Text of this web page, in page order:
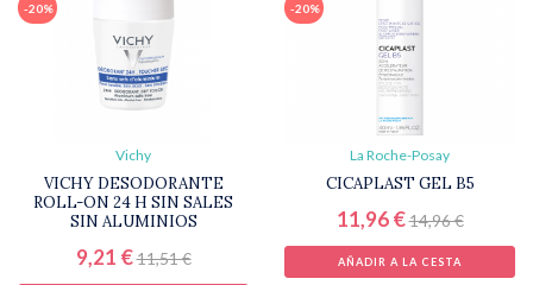
-20%
Vichy
VICHY DESODORANTE
ROLL-ON 24 H SIN SALES
SIN ALUMINIOS
9,21 €11,51 €
-20%
La Roche-Posay
CICAPLAST GEL B5
11,96 €14,96 €
AÑADIR A LA CESTA